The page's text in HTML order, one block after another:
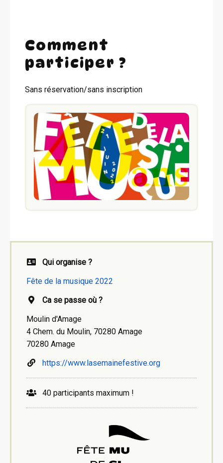
Comment
participer ?
Sans réservation/sans inscription
Qui organise ?
Fête de la musique 2022
Ca se passe où ?
Moulin d'Amage
4 Chem. du Moulin, 70280 Amage
70280 Amage
https://www.lasemainefestive.org
40 participants maximum !